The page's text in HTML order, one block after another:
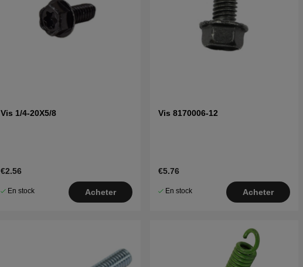
Vis 1/4-20X5/8
€2.56
En stock Acheter
Vis 8170006-12
€5.76
En stock Acheter